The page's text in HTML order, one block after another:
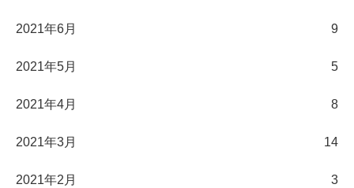
2021年6月 9
2021年5月 5
2021年4月 8
2021年3月 14
2021年2月 3